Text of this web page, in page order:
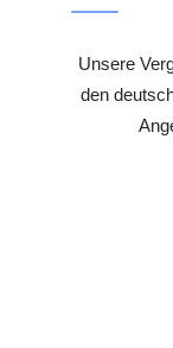
Unsere
den